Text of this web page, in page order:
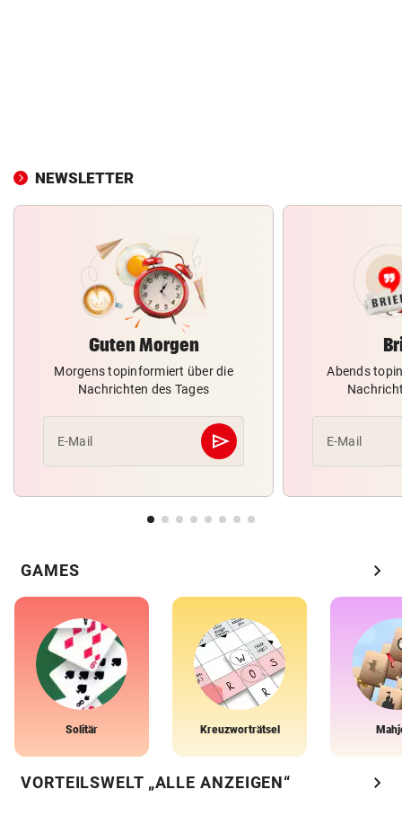
NEWSLETTER
Guten Morgen
Morgens topinformiert über die
Nachrichten des Tages
E-Mail send
Abschicken
Abends
E-Mail
GAMES chevron_right
Solitär Kreuzworträtsel
VORTEILSWELT „ALLE ANZEIGEN“ chevron_right